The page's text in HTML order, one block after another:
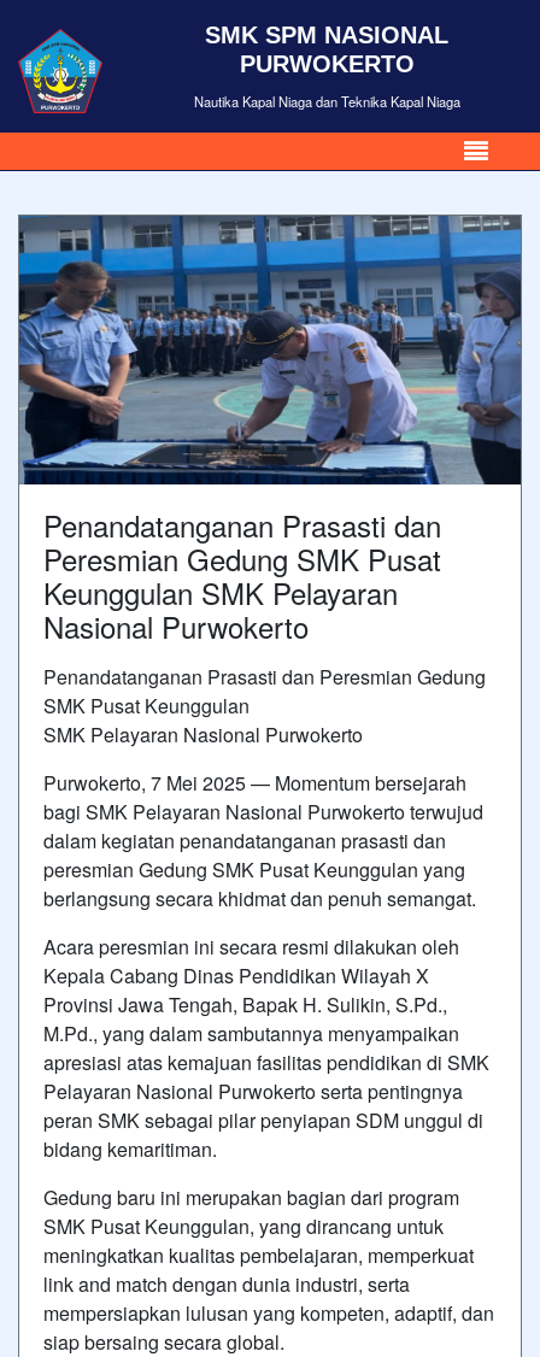
SMK SPM NASIONAL
PURWOKERTO
Nautika Kapal Niaga dan Teknika Kapal Niaga
Penandatanganan Prasasti dan
Peresmian Gedung SMK Pusat
Keunggulan SMK Pelayaran
Nasional Purwokerto
Penandatanganan Prasasti dan Peresmian Gedung
SMK Pusat Keunggulan
SMK Pelayaran Nasional Purwokerto
Purwokerto, 7 Mei 2025 — Momentum bersejarah
bagi SMK Pelayaran Nasional Purwokerto terwujud
dalam kegiatan penandatanganan prasasti dan
peresmian Gedung SMK Pusat Keunggulan yang
berlangsung secara khidmat dan penuh semangat.
Acara peresmian ini secara resmi dilakukan oleh
Kepala Cabang Dinas Pendidikan Wilayah X
Provinsi Jawa Tengah, Bapak H. Sulikin, S.Pd.,
M.Pd., yang dalam sambutannya menyampaikan
apresiasi atas kemajuan fasilitas pendidikan di SMK
Pelayaran Nasional Purwokerto serta pentingnya
peran SMK sebagai pilar penyiapan SDM unggul di
bidang kemaritiman.
Gedung baru ini merupakan bagian dari program
SMK Pusat Keunggulan, yang dirancang untuk
meningkatkan kualitas pembelajaran, memperkuat
link and match dengan dunia industri, serta
mempersiapkan lulusan yang kompeten, adaptif, dan
siap bersaing secara global.